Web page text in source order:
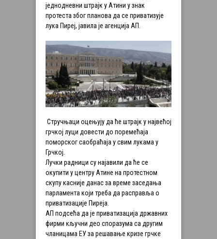
једнодневни штрајк у Атини у знак
протеста због планова да се приватизује
лука Пиреј, јавила је агенција АП.
Стручњаци оцењују да ће штрајк у највећој
грчкој луци довести до поремећаја
поморског саобраћаја у свим лукама у
Грчкој.
Лучки радници су најавили да ће се
окупити у центру Атине на протестном
скупу касније данас за време заседања
парламента који треба да расправља о
приватизације Пиреја.
АП подсећа да је приватизација државних
фирми кључни део споразума са другим
чланицама ЕУ за решавање кризе грчке